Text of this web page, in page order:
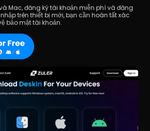
Mac, đăng ký tài khoản miễn phí và đăng
trên thiết bị mới, bạn cần hoàn tất xác
bảo mật tài khoản.